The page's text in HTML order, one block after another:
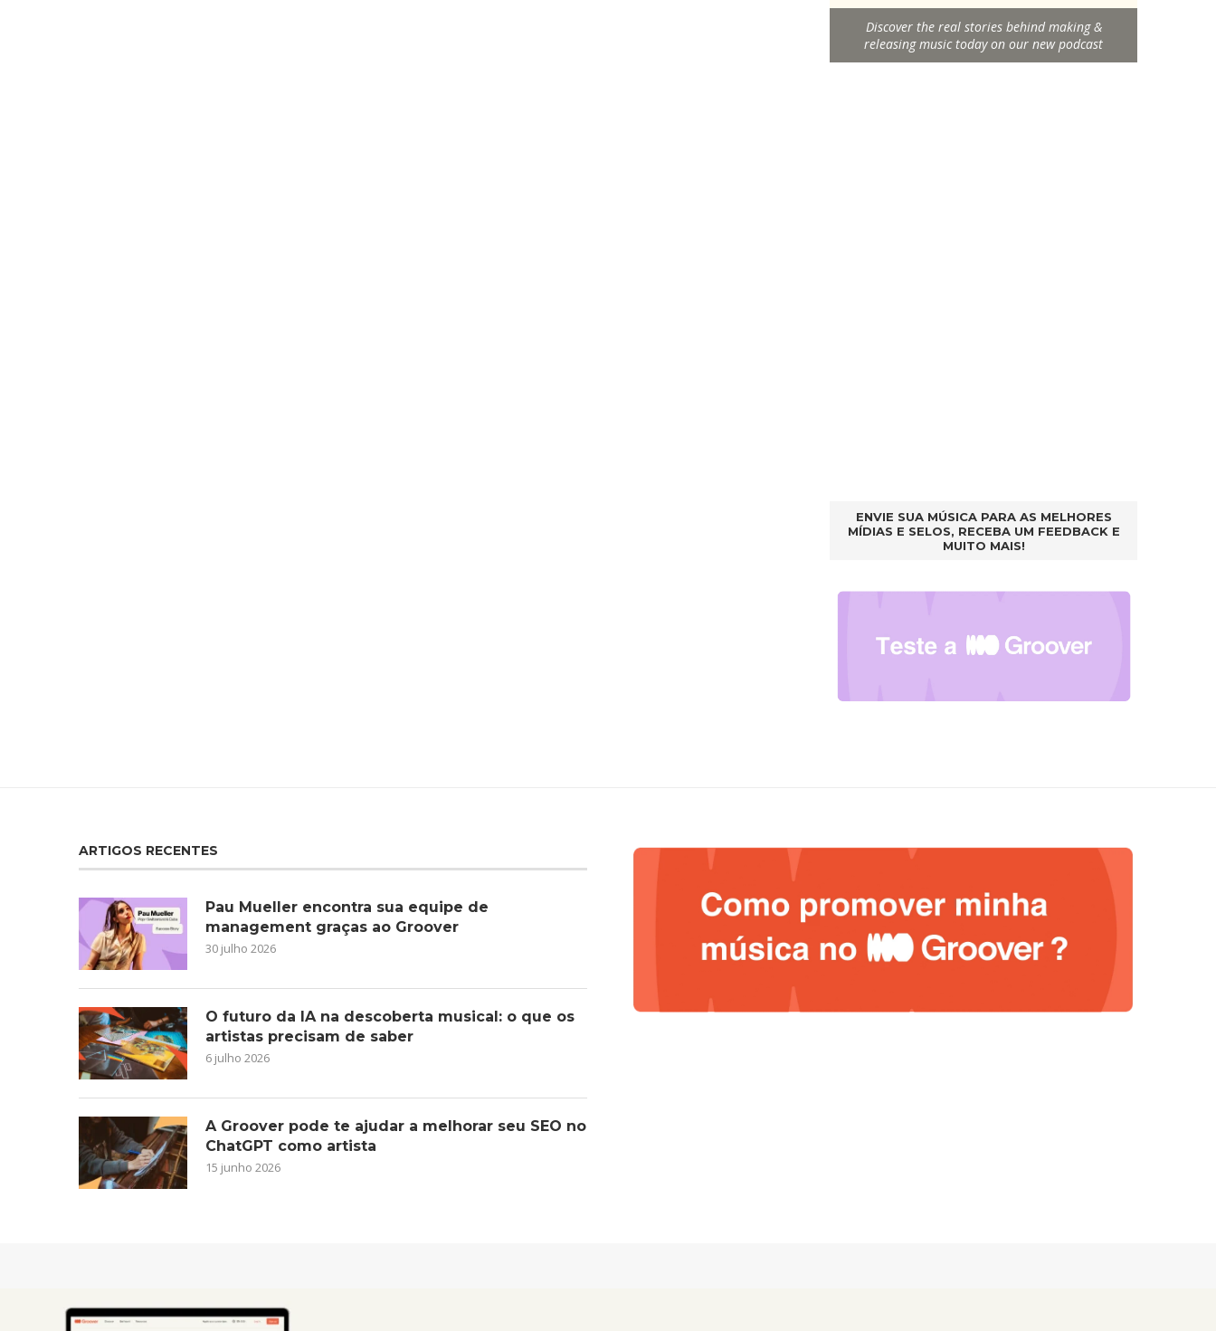
Discover the real stories behind making &
releasing music today on our new podcast
ENVIE SUA MÚSICA PARA AS MELHORES
MÍDIAS E SELOS, RECEBA UM FEEDBACK E
MUITO MAIS!
ARTIGOS RECENTES
Pau Mueller encontra sua equipe de
management graças ao Groover
30 julho 2026
O futuro da IA na descoberta musical: o que os
artistas precisam de saber
6 julho 2026
A Groover pode te ajudar a melhorar seu SEO no
ChatGPT como artista
15 junho 2026